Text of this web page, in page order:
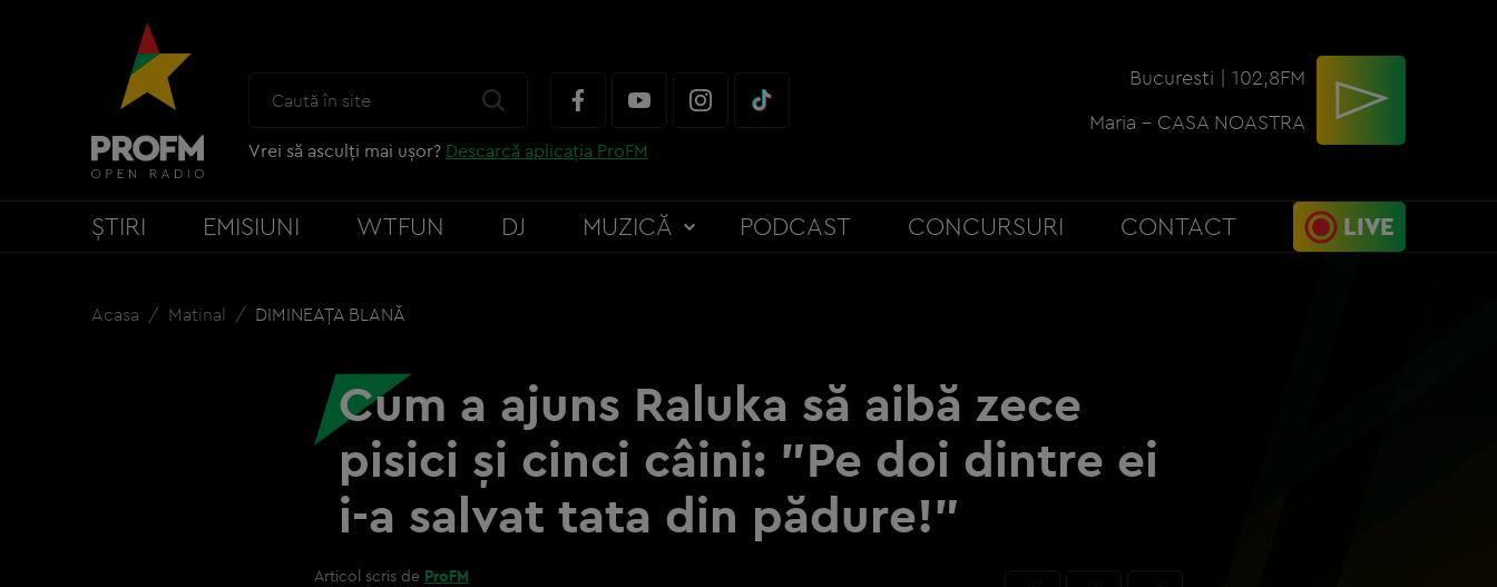
Vrei să asculți mai ușor? Descarcă aplicația ProFM
Bucuresti | 102,8FM
Maria - CASA NOASTRA
ȘTIRI EMISIUNI WTFUN DJ MUZICĂ PODCAST CONCURSURI CONTACT LIVE
Acasa Matinal DIMINEAȚA BLANĂ
Cum a ajuns Raluka să aibă zece
pisici și cinci câini: ”Pe doi dintre ei
i-a salvat tata din pădure!”
Articol scris de ProFM